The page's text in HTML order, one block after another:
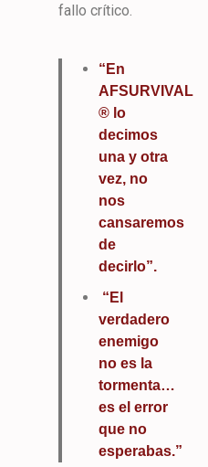
fallo crítico.
“En
AFSURVIVAL
® lo
decimos
una y otra
vez, no
nos
cansaremos
de
decirlo”.
“El
verdadero
enemigo
no es la
tormenta…
es el error
que no
esperabas.”